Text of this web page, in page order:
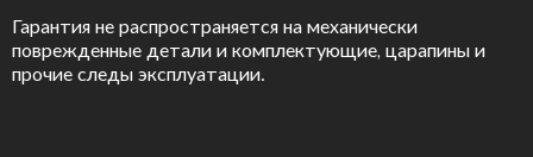
Гарантия не распространяется на механически
поврежденные детали и комплектующие, царапины и
прочие следы эксплуатации.